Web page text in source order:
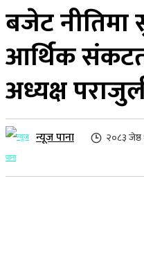
बजेट
आर्थिक
अध्यक्ष
न्यूज पाना २०८३